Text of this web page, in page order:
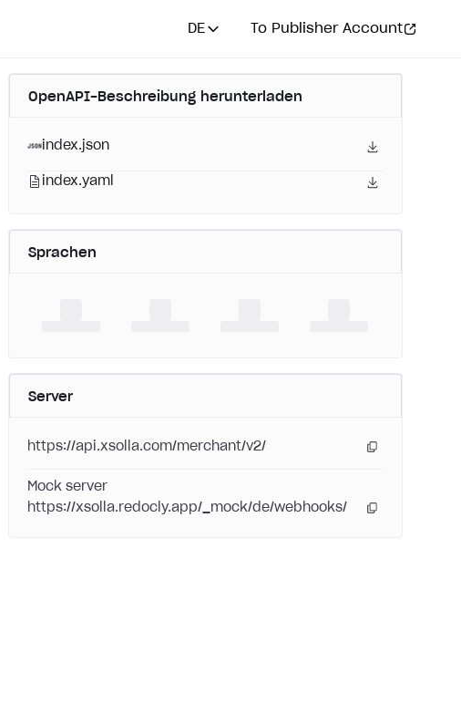
DE To Publisher Account
OpenAPI-Beschreibung herunterladen
index.json
index.yaml
Sprachen
Server
https://api.xsolla.com/merchant/v2/
Mock server
https://xsolla.redocly.app/_mock/de/webhooks/